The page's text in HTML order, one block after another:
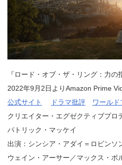
『ロード・オブ・ザ・リング：力の
2022年9月2日よりAmazon Prime
公式サイト
ドラマ批評
ワール
クリエイター・エグゼクティブプロ
パトリック・マッケイ
出演：シンシア・アダイ＝ロビンソ
ウェイン・アーサー／マックス・ボ